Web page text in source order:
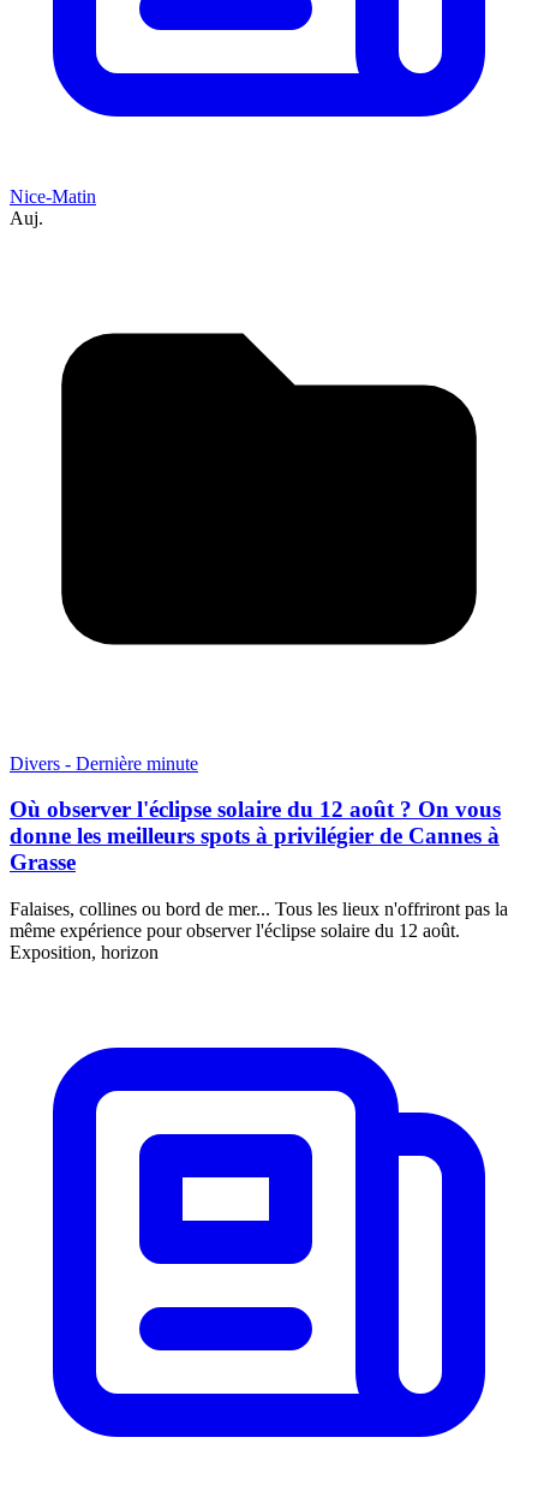
Nice-Matin
Auj.
Divers - Dernière minute
Où observer l'éclipse solaire du 12 août ? On vous
donne les meilleurs spots à privilégier de Cannes à
Grasse
Falaises, collines ou bord de mer... Tous les lieux n'offriront pas la
même expérience pour observer l'éclipse solaire du 12 août.
Exposition, horizon